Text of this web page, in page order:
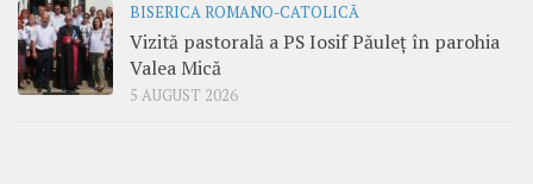
BISERICA ROMANO-CATOLICĂ
Vizită pastorală a PS Iosif Păuleț în parohia
Valea Mică
5 AUGUST 2026